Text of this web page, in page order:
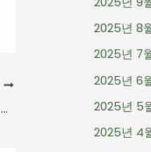
어른의 행복은 조용하다: 삶의 진정한 가치 발견하기
2025년 8
2025년 7
2025년 6
2025년 5
2025년 4